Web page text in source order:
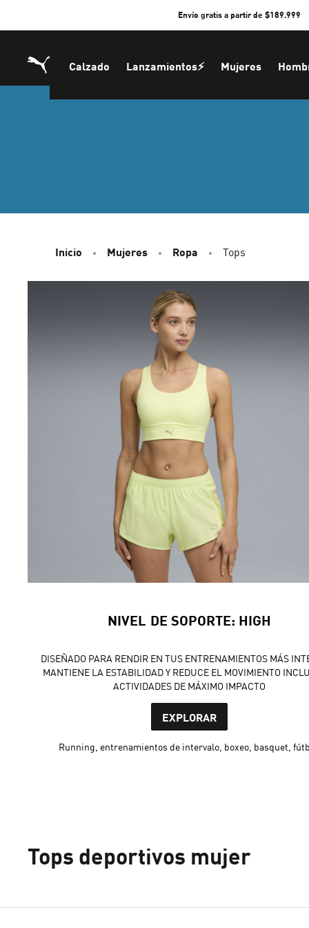
Envío gratis a partir de $189.999
Calzado Lanzamientos⚡ Mujeres
Inicio Mujeres Ropa Tops
NIVEL DE SOPORTE: HIGH
DISEÑADO PARA RENDIR EN TUS ENTRENAMIENTOS MÁS
MANTIENE LA ESTABILIDAD Y REDUCE EL MOVIMIENTO
ACTIVIDADES DE MÁXIMO IMPACTO
EXPLORAR
Running, entrenamientos de intervalo, boxeo, basquet,
Tops deportivos mujer